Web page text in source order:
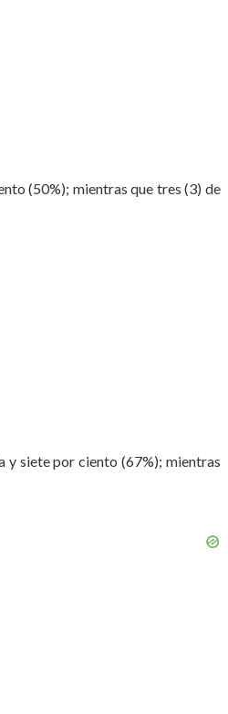
(50%); mientras que tres (3) de
y siete por ciento (67%); mientras